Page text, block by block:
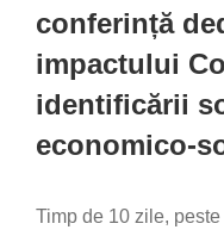
conferință
impactului
identificării
economico-
Timp de 10 zile,